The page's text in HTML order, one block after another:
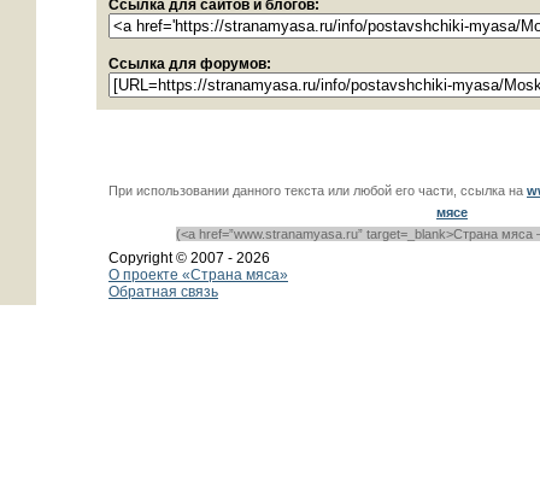
Ссылка для сайтов и блогов:
Ссылка для форумов:
При использовании данного текста или любой его части, ссылка на
мясе
(<a href=”www.stranamyasa.ru” target=_blank>Страна мяса
Copyright © 2007 - 2026
О проекте «Страна мяса»
Обратная связь